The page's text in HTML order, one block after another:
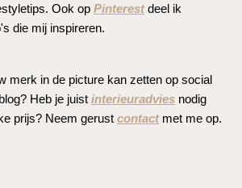
Ook op Pinterestdeel ik
die mij inspireren.
merk in de picture kan zetten op social
Heb je juist interieuradvies nodig
prijs? Neem gerust contactmet me op.